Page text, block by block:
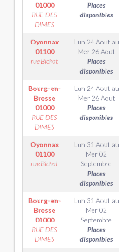
01000
RUE DES
DIMES
Places
disponibles
Oyonnax
01100
rue Bichat
Lun 24 Aout au
Mer 26 Aout
Places
disponibles
Bourg-en-
Bresse
01000
RUE DES
DIMES
Lun 24 Aout au
Mer 26 Aout
Places
disponibles
Oyonnax
01100
rue Bichat
Lun 31 Aout au
Mer 02
Septembre
Places
disponibles
Bourg-en-
Bresse
01000
RUE DES
DIMES
Lun 31 Aout au
Mer 02
Septembre
Places
disponibles